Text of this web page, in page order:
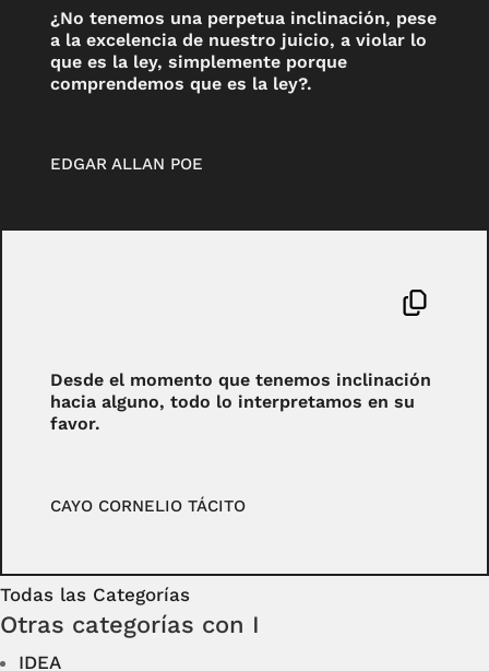
¿No tenemos una perpetua inclinación, pese
a la excelencia de nuestro juicio, a violar lo
que es la ley, simplemente porque
comprendemos que es la ley?.
EDGAR ALLAN POE
Desde el momento que tenemos inclinación
hacia alguno, todo lo interpretamos en su
favor.
CAYO CORNELIO TÁCITO
Todas las Categorías
Otras categorías con I
IDEA